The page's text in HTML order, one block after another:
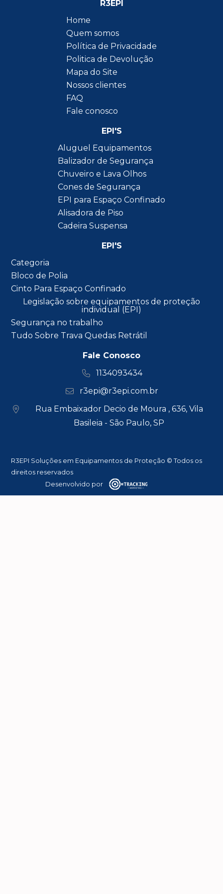
R3EPI
Home
Quem somos
Política de Privacidade
Politica de Devolução
Mapa do Site
Nossos clientes
FAQ
Fale conosco
EPI'S
Aluguel Equipamentos
Balizador de Segurança
Chuveiro e Lava Olhos
Cones de Segurança
EPI para Espaço Confinado
Alisadora de Piso
Cadeira Suspensa
EPI'S
Categoria
Bloco de Polia
Cinto Para Espaço Confinado
Legislação sobre equipamentos de proteção
individual (EPI)
Segurança no trabalho
Tudo Sobre Trava Quedas Retrátil
Fale Conosco
1134093434
r3epi@r3epi.com.br
Rua Embaixador Decio de Moura , 636, Vila
Basileia - São Paulo, SP
R3EPI Soluções em Equipamentos de Proteção © Todos os
direitos reservados
Desenvolvido por